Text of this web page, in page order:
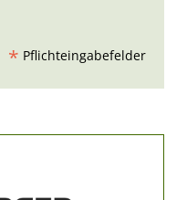
* Pflichteingabefelder